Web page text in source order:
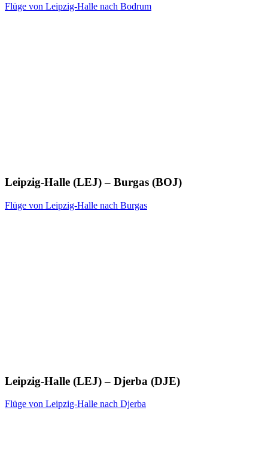
Flüge von Leipzig-Halle nach Bodrum
Leipzig-Halle (LEJ) – Burgas (BOJ)
Flüge von Leipzig-Halle nach Burgas
Leipzig-Halle (LEJ) – Djerba (DJE)
Flüge von Leipzig-Halle nach Djerba